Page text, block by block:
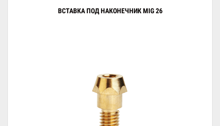
ВСТАВКА ПОД НАКОНЕЧНИК MIG 26